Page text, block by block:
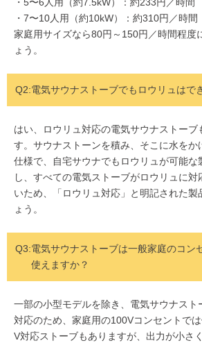
・7〜10人用（約10kW）：約310円／時間
家庭用サイズなら80円～150円／時間程度
ょう。
Q2:電気サウナストーブでもロウリュはで
はい、ロウリュ対応の電気サウナストーブ
す。サウナストーンを積み、そこに水をか
仕様で、自宅サウナでもロウリュが可能な
し、すべての電気ストーブがロウリュに
いため、「ロウリュ対応」と明記された製
ょう。
Q3:電気サウナストーブは一般家庭のコン
使えますか？
一部の小型モデルを除き、電気サウナスト
対応のため、家庭用の100Vコンセントで
V対応ストーブもありますが、出力が小さ